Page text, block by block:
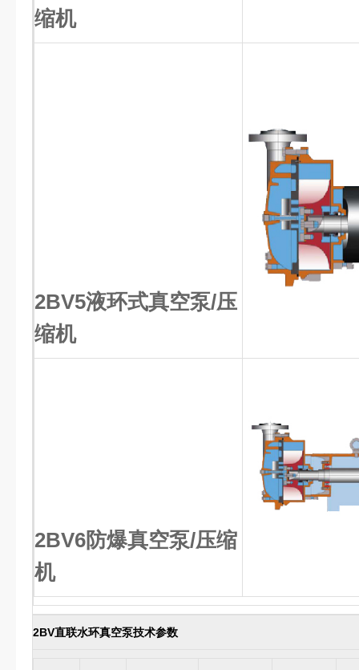
缩机
2BV5液环式真空泵/压
缩机
2BV6防爆真空泵/压缩
机
2BV直联水环真空泵技术参数